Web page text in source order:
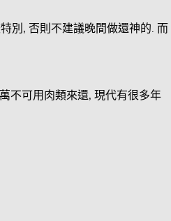
別, 否則不建議晚間做還神的. 而
不可用肉類來還, 現代有很多年